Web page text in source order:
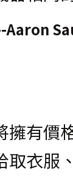
Aaron
有價
衣服